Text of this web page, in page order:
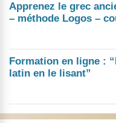
Apprenez le grec
– méthode Logos –
Formation en ligne :
latin en le lisant”